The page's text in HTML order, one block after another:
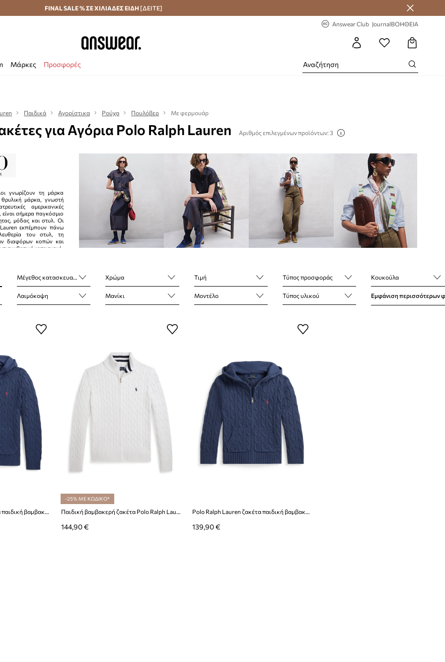
Αποστολή σε 24 ώρες Εξοικονομήστε με το Answear Club
FINAL SALE % ΣΕ ΧΙΛΙΑΔΕΣ ΕΙΔΗ [ΔΕΙΤΕ]
Answear Club JournalΒΟΗΘΕΙΑ
Μάρκες Προσφορές
Παιδικά Αγορίστικα Ρούχα Πουλόβερ Με φερμουάρ
για Αγόρια Polo Ralph Lauren Αριθμός επιλεγμένων προϊόντων: 3
γνωρίζουν τη μάρκα
μάρκα, γνωστή
αμερικανικές
είναι σήμερα παγκόσμιο
μόδας και στυλ. Οι
εκπέμπουν πάνω
του στυλ, τη
διαφόρων κοπών και
κατασκευή.
Μέγεθος κατασκευαστή Χρώμα Τιμή Τύπος προσφοράς Κουκούλα
Λαιμόκοψη Μανίκι Μοντέλο Τύπος υλικού Εμφάνιση περισσότερων
Polo Ralph Lauren Ζακέτα παιδική βαμβακερή
-25% ΜΕ ΚΩΔΙΚΟ*
Παιδική βαμβακερή ζακέτα Polo Ralph Lauren
144,90 €
Polo Ralph Lauren ζακέτα παιδική βαμβακερή
139,90 €